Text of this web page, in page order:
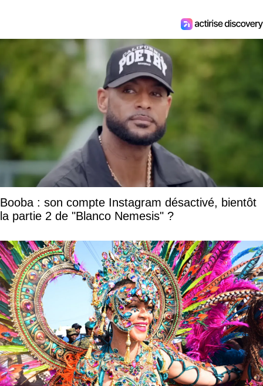
Booba : son compte Instagram désactivé, bientôt
la partie 2 de "Blanco Nemesis" ?